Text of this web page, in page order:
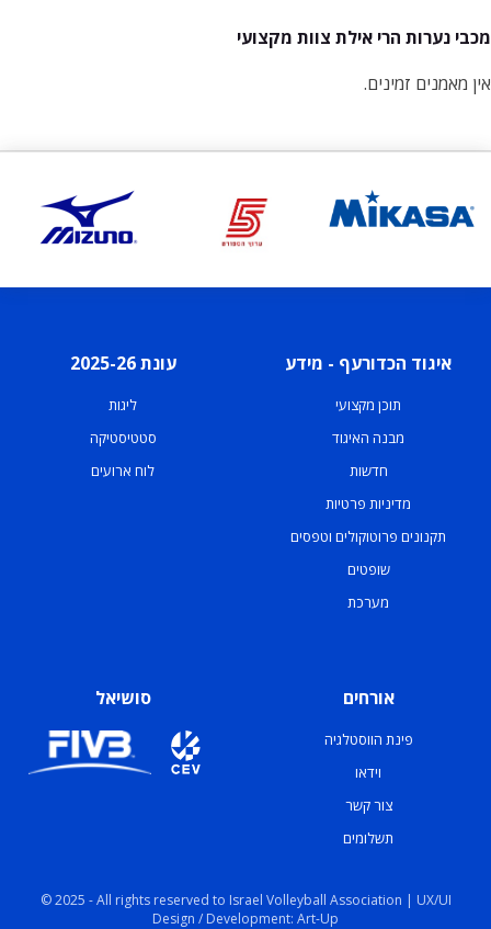
מכבי נערות הרי אילת צוות מקצועי
אין מאמנים זמינים.
איגוד הכדורעף - מידע
תוכן מקצועי
מבנה האיגוד
חדשות
מדיניות פרטיות
תקנונים פרוטוקולים וטפסים
שופטים
מערכת
עונת 2025-26
ליגות
סטטיסטיקה
לוח ארועים
אורחים
פינת הווסטלגיה
וידאו
צור קשר
תשלומים
סושיאל
© 2025 - All rights reserved to Israel Volleyball Association | UX/UI
Design / Development: Art-Up